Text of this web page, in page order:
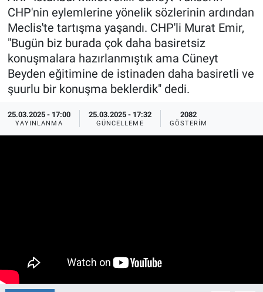
CHP'nin eylemlerine yönelik sözlerinin ardından
Meclis'te tartışma yaşandı. CHP'li Murat Emir,
"Bugün biz burada çok daha basiretsiz
konuşmalara hazırlanmıştık ama Cüneyt
Beyden eğitimine de istinaden daha basiretli ve
şuurlu bir konuşma beklerdik" dedi.
25.03.2025 - 17:00
YAYINLANMA
25.03.2025 - 17:32
GÜNCELLEME
2082
GÖSTERIM
Ege Saati
Ege'den Esintiler
Eğitim
Ekonomi
Gün Bitiyor
Gün Ortası
Yayın Akışı
İletişim
Haber Arşivi